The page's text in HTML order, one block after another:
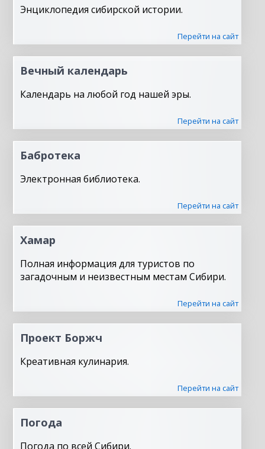
Энциклопедия сибирской истории.
Перейти на сайт
Вечный календарь
Календарь на любой год нашей эры.
Перейти на сайт
Бабротека
Электронная библиотека.
Перейти на сайт
Хамар
Полная информация для туристов по
загадочным и неизвестным местам Сибири.
Перейти на сайт
Проект Боржч
Креативная кулинария.
Перейти на сайт
Погода
Погода по всей Сибири.